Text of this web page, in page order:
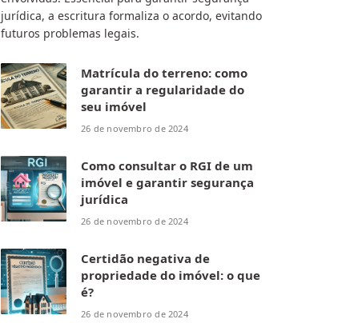
jurídica, a escritura formaliza o acordo, evitando
futuros problemas legais.
Matrícula do terreno: como
garantir a regularidade do
seu imóvel
26 de novembro de 2024
Como consultar o RGI de um
imóvel e garantir segurança
jurídica
26 de novembro de 2024
Certidão negativa de
propriedade do imóvel: o que
é?
26 de novembro de 2024